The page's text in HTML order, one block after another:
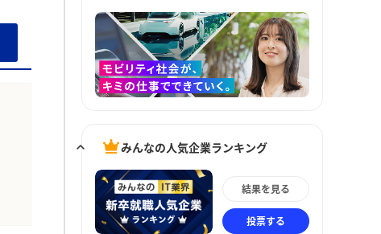
みんなの人気企業ランキング
結果を見る
投票する